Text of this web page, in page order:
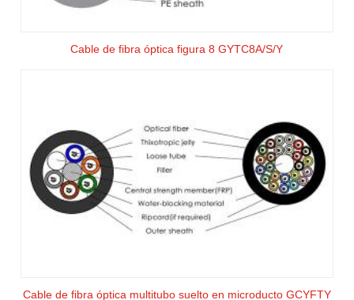
Cable de fibra óptica figura 8 GYTC8A/S/Y
Cable de fibra óptica multitubo suelto en microducto GCYFTY